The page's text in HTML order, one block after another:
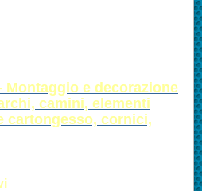
Montaggio e decorazione
camini, elementi
cartongesso, cornici,